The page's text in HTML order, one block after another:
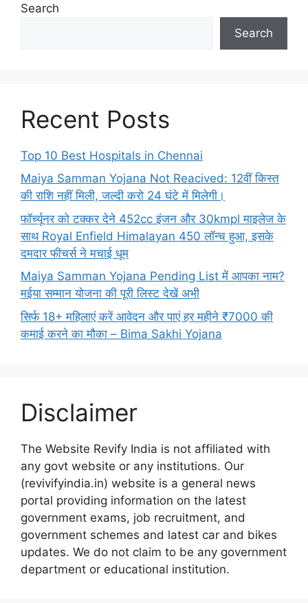
Search
Search
Recent Posts
Top 10 Best Hospitals in Chennai
Maiya Samman Yojana Not Reacived: 12वीं किस्त
की राशि नहीं मिली, जल्दी करो 24 घंटे में मिलेगी।
फॉर्च्यूनर को टक्कर देने 452cc इंजन और 30kmpl माइलेज के
साथ Royal Enfield Himalayan 450 लॉन्च हुआ, इसके
दमदार फीचर्स ने मचाई धूम
Maiya Samman Yojana Pending List में आपका नाम?
मईया सम्मान योजना की पूरी लिस्ट देखें अभी
सिर्फ 18+ महिलाएं करें आवेदन और पाएं हर महीने ₹7000 की
कमाई करने का मौका – Bima Sakhi Yojana
Disclaimer
The Website Revify India is not affiliated with
any govt website or any institutions. Our
(revivifyindia.in) website is a general news
portal providing information on the latest
government exams, job recruitment, and
government schemes and latest car and bikes
updates. We do not claim to be any government
department or educational institution.